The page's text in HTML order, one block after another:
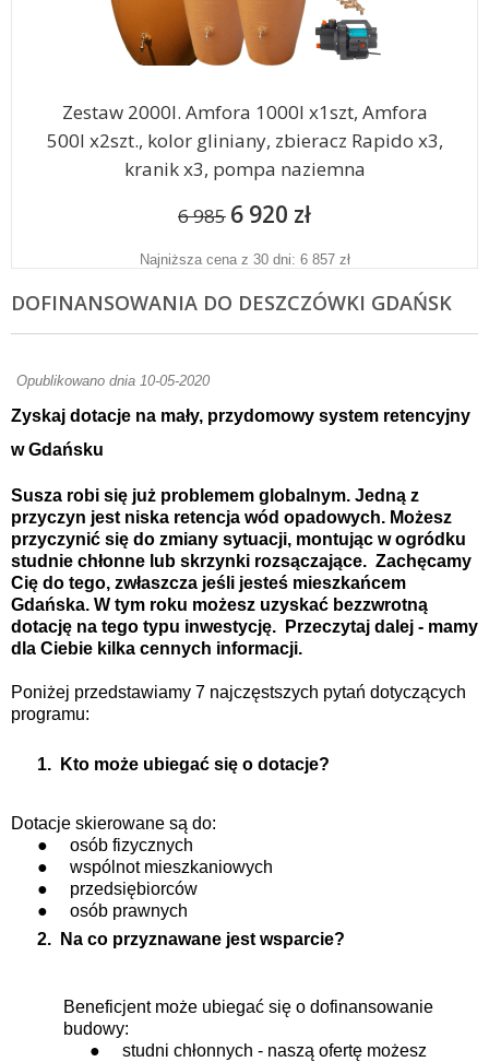
Zestaw 2000l. Amfora 1000l x1szt, Amfora
500l x2szt., kolor gliniany, zbieracz Rapido x3,
kranik x3, pompa naziemna
6 985 6 920 zł
Najniższa cena z 30 dni: 6 857 zł
DOFINANSOWANIA DO DESZCZÓWKI GDAŃSK
Opublikowano dnia 10-05-2020
Zyskaj dotacje na mały, przydomowy system retencyjny
w Gdańsku
Susza robi się już problemem globalnym. Jedną z
przyczyn jest niska retencja wód opadowych. Możesz
przyczynić się do zmiany sytuacji, montując w ogródku
studnie chłonne lub skrzynki rozsączające. Zachęcamy
Cię do tego, zwłaszcza jeśli jesteś mieszkańcem
Gdańska. W tym roku możesz uzyskać bezzwrotną
dotację na tego typu inwestycję.
Przeczytaj dalej - mamy
dla Ciebie kilka cennych informacji.
Poniżej przedstawiamy 7 najczęstszych pytań dotyczących
programu:
1. Kto może ubiegać się o dotacje?
Dotacje skierowane są do:
●
osób fizycznych
●
wspólnot mieszkaniowych
●
przedsiębiorców
●
osób prawnych
2.
Na co przyznawane jest wsparcie?
Beneficjent może ubiegać się o dofinansowanie
budowy:
●
studni chłonnych - naszą ofertę możesz